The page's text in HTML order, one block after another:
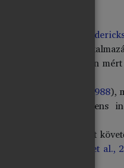
(pl. Ca-EDTA)
(pl.
Holm et al., 1988),
fluoreszcens
hogy a stimulációt
Thompson et al.,